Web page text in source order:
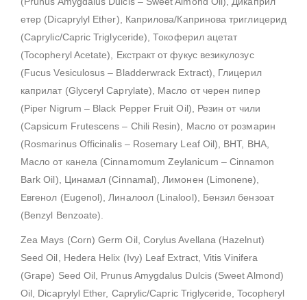
етер (Dicaprylyl Ether), Каприлова/Капринова триглицерид
(Caprylic/Capric Triglyceride), Токоферил ацетат
(Tocopheryl Acetate), Екстракт от фукус везикулозус
(Fucus Vesiculosus – Bladderwrack Extract), Глицерил
каприлат (Glyceryl Caprylate), Масло от черен пипер
(Piper Nigrum – Black Pepper Fruit Oil), Резин от чили
(Capsicum Frutescens – Chili Resin), Масло от розмарин
(Rosmarinus Officinalis – Rosemary Leaf Oil), BHT, BHA,
Масло от канела (Cinnamomum Zeylanicum – Cinnamon
Bark Oil), Цинамал (Cinnamal), Лимонен (Limonene),
Евгенол (Eugenol), Линалоол (Linalool), Бензил бензоат
(Benzyl Benzoate).
Zea Mays (Corn) Germ Oil, Corylus Avellana (Hazelnut)
Seed Oil, Hedera Helix (Ivy) Leaf Extract, Vitis Vinifera
(Grape) Seed Oil, Prunus Amygdalus Dulcis (Sweet Almond)
Oil, Dicaprylyl Ether, Caprylic/Capric Triglyceride, Tocopheryl